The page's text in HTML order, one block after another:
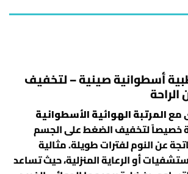
أسطوانية صينية – لتخفيف
معالمرتبة الهوائية الأسطوانية
خصيصاً لتخفيف الضغط على الجسم
عن النوم لفترات طويلة. مثالية
أو الرعاية المنزلية، حيث تساعد